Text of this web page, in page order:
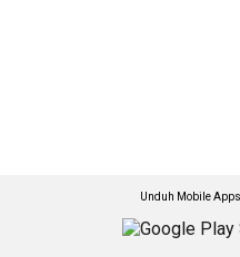
Unduh Mobile